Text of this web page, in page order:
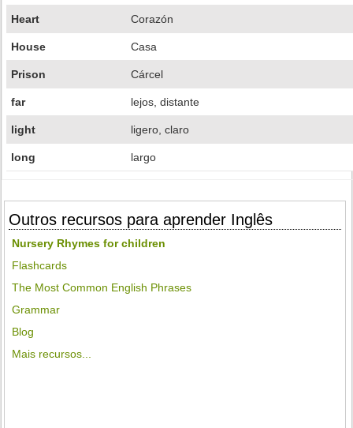
Heart Corazón
House Casa
Prison Cárcel
far lejos, distante
light ligero, claro
long largo
Outros recursos para aprender Inglês
Nursery Rhymes for children
Flashcards
The Most Common English Phrases
Grammar
Blog
Mais recursos...